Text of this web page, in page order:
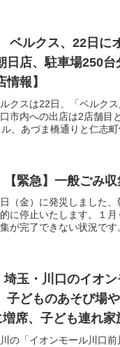
ベルクス、22日に
日店、駐車場250
報】
クスは22日、「ベルク
市内への出店は2店舗
、あづま橋通りと仁志
緊急】一般ごみ収
（金）に発災しました
に停止いたします。１
が完了できない状況で
玉・川口のイオ
どものあそび場
席、子ども連れ
の「イオンモール川口